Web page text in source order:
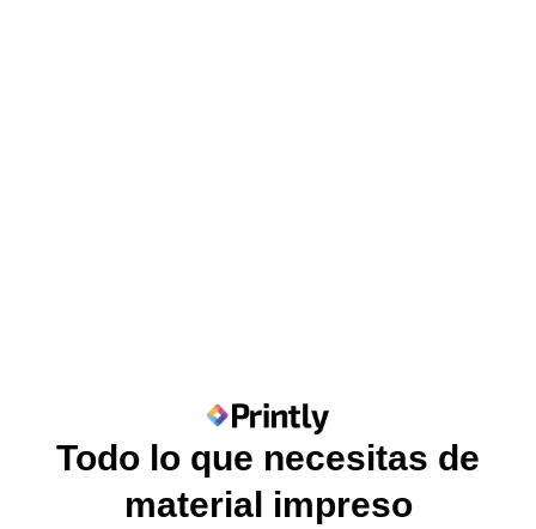
Todo lo que necesitas de
material impreso